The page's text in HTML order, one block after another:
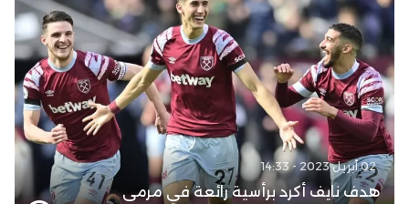
02 أبريل 2023 - 14:33
هدف نايف أكرد برأسية رائعة في مرمى